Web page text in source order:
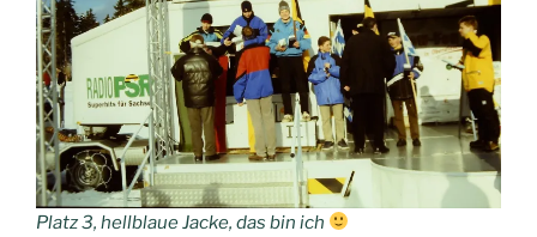
Platz 3, hellblaue Jacke, das bin ich